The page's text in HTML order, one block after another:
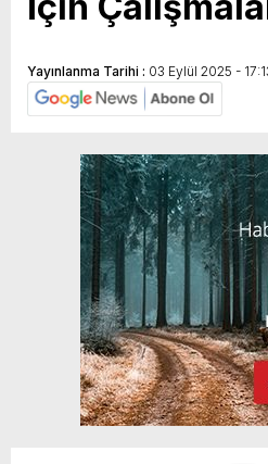
Yayınlanma Tarihi : 03 Eylül 2025 -